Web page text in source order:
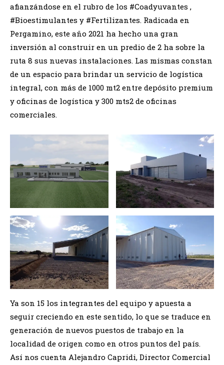
afianzándose en el rubro de los #Coadyuvantes ,
#Bioestimulantes y #Fertilizantes. Radicada en
Pergamino, este año 2021 ha hecho una gran
inversión al construir en un predio de 2 ha sobre la
ruta 8 sus nuevas instalaciones. Las mismas constan
de un espacio para brindar un servicio de logística
integral, con más de 1000 mt2 entre depósito premium
y oficinas de logística y 300 mts2 de oficinas
comerciales.
Ya son 15 los integrantes del equipo y apuesta a
seguir creciendo en este sentido, lo que se traduce en
generación de nuevos puestos de trabajo en la
localidad de origen como en otros puntos del país.
Así nos cuenta Alejandro Capridi, Director Comercial